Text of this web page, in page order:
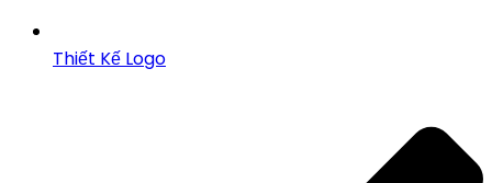
Thiết Kế Logo